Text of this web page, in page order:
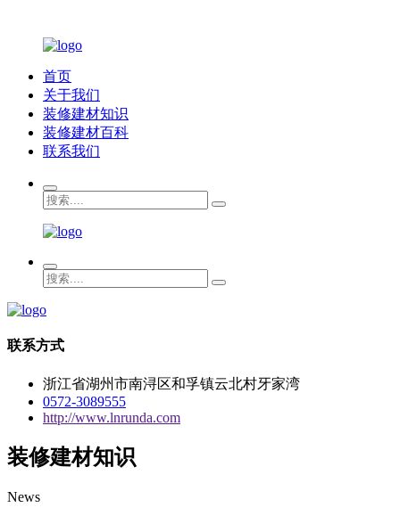
首页
关于我们
装修建材知识
装修建材百科
联系我们
联系方式
浙江省湖州市南浔区和孚镇云北村牙家湾
0572-3089555
http://www.lnrunda.com
装修建材知识
News